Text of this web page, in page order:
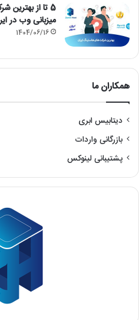
5 تا از
میزبانی وب در
1404/06/16
همکاران ما
دیتابیس ابری
بازرگانی واردات
پشتیبانی لینوکس